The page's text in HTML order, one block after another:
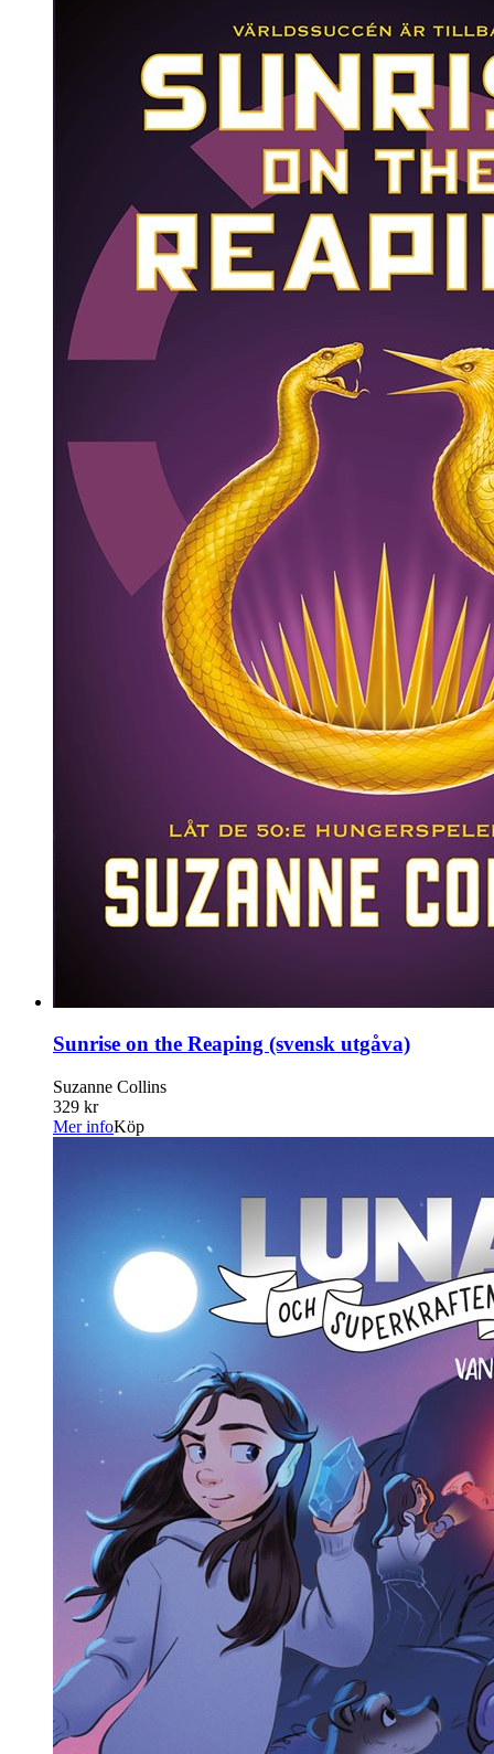
Sunrise on the Reaping (svensk utgåva)
Suzanne Collins
329 kr
Mer infoKöp